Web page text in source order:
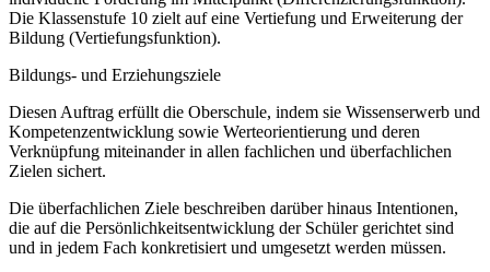
Die Klassenstufe 10 zielt auf eine Vertiefung und Erweiterung der
Bildung (Vertiefungsfunktion).
Bildungs- und Erziehungsziele
Diesen Auftrag erfüllt die Oberschule, indem sie Wissenserwerb und
Kompetenzentwicklung sowie Werteorientierung und deren
Verknüpfung miteinander in allen fachlichen und überfachlichen
Zielen sichert.
Die überfachlichen Ziele beschreiben darüber hinaus Intentionen,
die auf die Persönlichkeitsentwicklung der Schüler gerichtet sind
und in jedem Fach konkretisiert und umgesetzt werden müssen.